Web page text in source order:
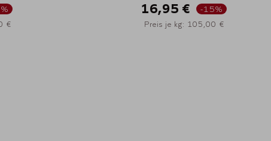
€
16,95 € -15%
Preis je kg: 105,00 €